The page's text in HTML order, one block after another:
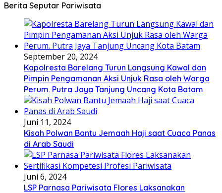
Berita Seputar Pariwisata
September 20, 2024
Kapolresta Barelang Turun Langsung Kawal dan
Pimpin Pengamanan Aksi Unjuk Rasa oleh Warga
Perum. Putra Jaya Tanjung Uncang Kota Batam
Juni 11, 2024
Kisah Polwan Bantu Jemaah Haji saat Cuaca Panas
di Arab Saudi
Juni 6, 2024
LSP Parnasa Pariwisata Flores Laksanakan